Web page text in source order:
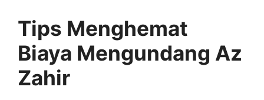
Tips Menghemat
Biaya Mengundang Az
Zahir